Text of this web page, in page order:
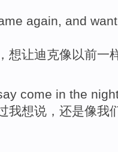
again, and
想让迪克像以前一
come in the
我想说 ，还是像我